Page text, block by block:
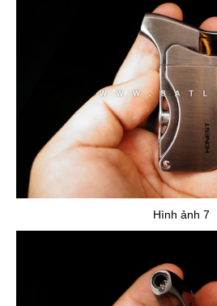
Hình ảnh 7